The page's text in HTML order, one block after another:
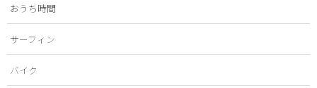
おうち時間
サーフィン
バイク